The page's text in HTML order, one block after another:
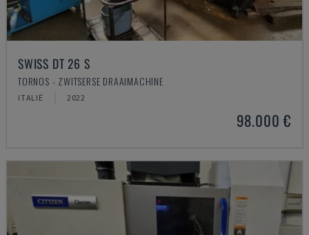
SWISS DT 26 S
TORNOS - ZWITSERSE DRAAIMACHINE
ITALIË 2022
98.000 €